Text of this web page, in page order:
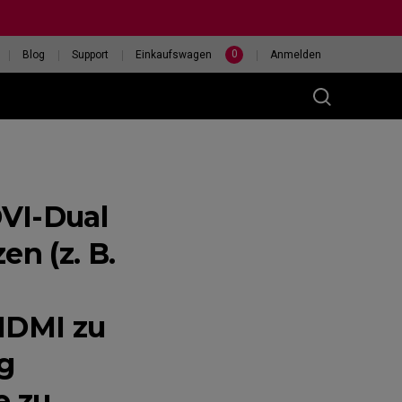
Blog Support Einkaufswagen 0 Anmelden
AUSZUWÄHLEN
Dual
(z. B.
zu